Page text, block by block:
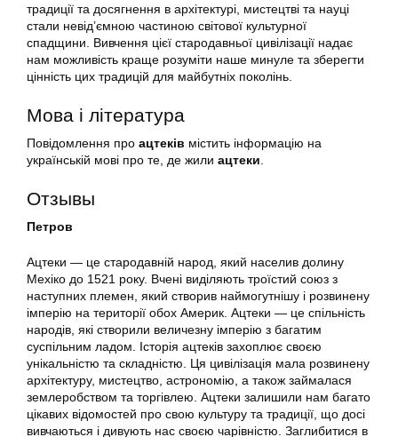
традиції та досягнення в архітектурі, мистецтві та науці
стали невід’ємною частиною світової культурної
спадщини. Вивчення цієї стародавньої цивілізації надає
нам можливість краще розуміти наше минуле та зберегти
цінність цих традицій для майбутніх поколінь.
Мова і література
Повідомлення про ацтеків містить інформацію на
українській мові про те, де жили ацтеки
Отзывы
Петров
Ацтеки — це стародавній народ, який населив долину
Мехіко до 1521 року. Вчені виділяють троїстий союз з
наступних племен, який створив наймогутнішу і розвинену
імперію на території обох Америк. Ацтеки — це спільність
народів, які створили величезну імперію з багатим
суспільним ладом. Історія ацтеків захоплює своєю
унікальністю та складністю. Ця цивілізація мала розвинену
архітектуру, мистецтво, астрономію, а також займалася
землеробством та торгівлею. Ацтеки залишили нам багато
цікавих відомостей про свою культуру та традиції, що досі
вивчаються і дивують нас своєю чарівністю. Заглибитися в